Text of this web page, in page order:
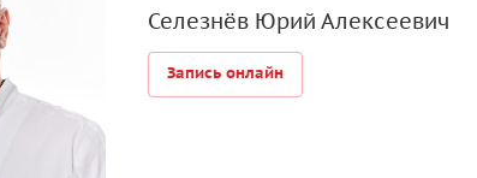
Селезнёв Юрий Алексеевич
Запись онлайн